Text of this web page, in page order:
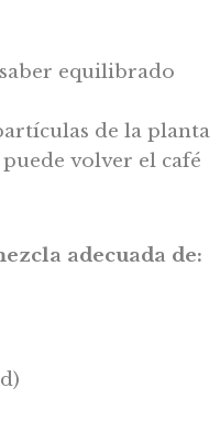
equilibrado
de la planta
volver el café
adecuada de: